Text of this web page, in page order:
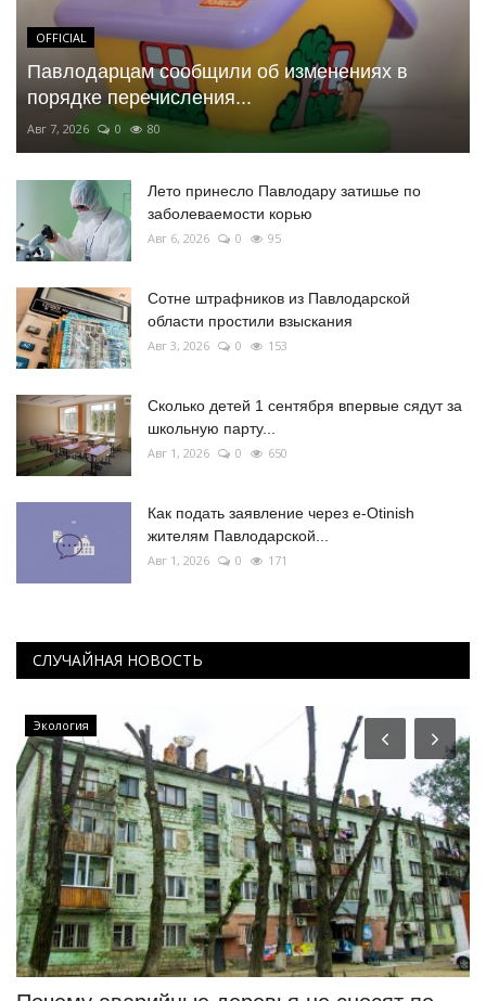
OFFICIAL
Павлодарцам сообщили об изменениях в
порядке перечисления...
Авг 7, 2026 0 80
Лето принесло Павлодару затишье по
заболеваемости корью
Авг 6, 2026 0 95
Сотне штрафников из Павлодарской
области простили взыскания
Авг 3, 2026 0 153
Сколько детей 1 сентября впервые сядут за
школьную парту...
Авг 1, 2026 0 650
Как подать заявление через e-Otinish
жителям Павлодарской...
Авг 1, 2026 0 171
СЛУЧАЙНАЯ НОВОСТЬ
Экология